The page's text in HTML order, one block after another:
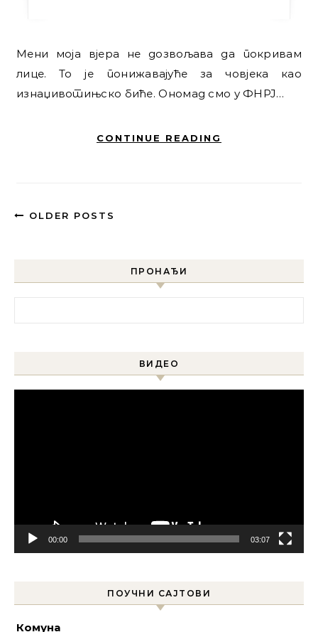
Мени моја вјера не дозвољава да покривам
лице. То је понижавајуће за човјека као
изнаџивотињско биће. Ономад смо у ФНРЈ…
CONTINUE READING
OLDER POSTS
ПРОНАЂИ
ВИДЕО
00:00 03:07
ПОУЧНИ САЈТОВИ
Комуна